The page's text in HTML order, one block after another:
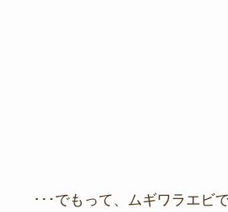
･･･でもって、ムギワラエビで